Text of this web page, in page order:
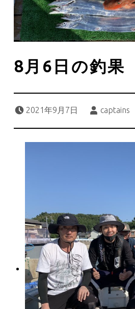
8月6日の釣果
2021年9月7日
captains